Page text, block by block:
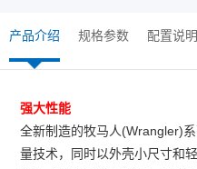
产品介绍 规格参数 配置说明
强大性能
全新制造的牧马人(Wrangler)
量技术，同时以外壳小尺寸和